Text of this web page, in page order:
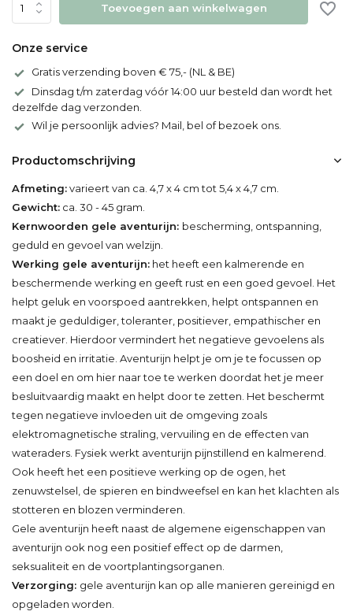
Toevoegen aan winkelwagen
Onze service
Gratis verzending boven € 75,- (NL & BE)
Dinsdag t/m zaterdag vóór 14:00 uur besteld dan wordt het
dezelfde dag verzonden.
Wil je persoonlijk advies? Mail, bel of bezoek ons.
Productomschrijving
Afmeting:varieert van ca. 4,7 x 4 cm tot 5,4 x 4,7 cm.
Gewicht: ca. 30 - 45 gram.
Kernwoorden gele aventurijn: bescherming, ontspanning,
geduld en gevoel van welzijn.
Werking gele aventurijn: het heeft een kalmerende en
beschermende werking en geeft rust en een goed gevoel. Het
helpt geluk en voorspoed aantrekken, helpt ontspannen en
maakt je geduldiger, toleranter, positiever, empathischer en
creatiever. Hierdoor vermindert het negatieve gevoelens als
boosheid en irritatie. Aventurijn helpt je om je te focussen op
een doel en om hier naar toe te werken doordat het je meer
besluitvaardig maakt en helpt door te zetten. Het beschermt
tegen negatieve invloeden uit de omgeving zoals
elektromagnetische straling, vervuiling en de effecten van
wateraders. Fysiek werkt aventurijn pijnstillend en kalmerend.
Ook heeft het een positieve werking op de ogen, het
zenuwstelsel, de spieren en bindweefsel en kan het klachten als
stotteren en blozen verminderen.
Gele aventurijn heeft naast de algemene eigenschappen van
aventurijn ook nog een positief effect op de darmen,
seksualiteit en de voortplantingsorganen.
Verzorging: gele aventurijn kan op alle manieren gereinigd en
opgeladen worden.